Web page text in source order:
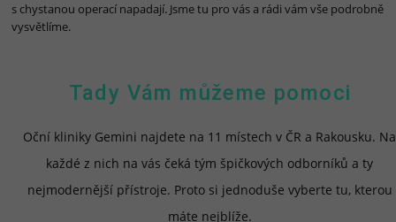
s chystanou operací napadají. Jsme tu pro vás a rádi vám vše podrobně
vysvětlíme.
Tady Vám můžeme pomoci
Oční kliniky Gemini najdete na 11 místech v ČR a Rakousku. Na
každé z nich na vás čeká tým špičkových odborníků a ty
nejmodernější přístroje. Proto si jednoduše vyberte tu, kterou
máte nejblíže.